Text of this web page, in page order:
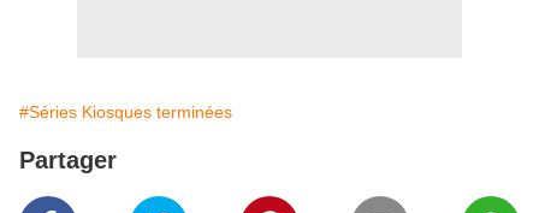
#Séries Kiosques terminées
Partager